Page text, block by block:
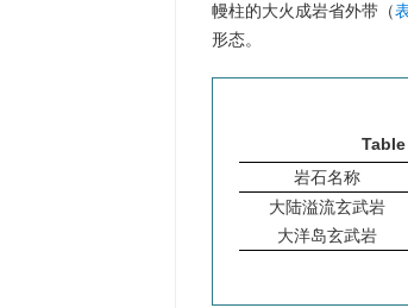
幔柱的大火成岩省外带（
形态。
岩石名称
大陆溢流玄武岩
大洋岛玄武岩